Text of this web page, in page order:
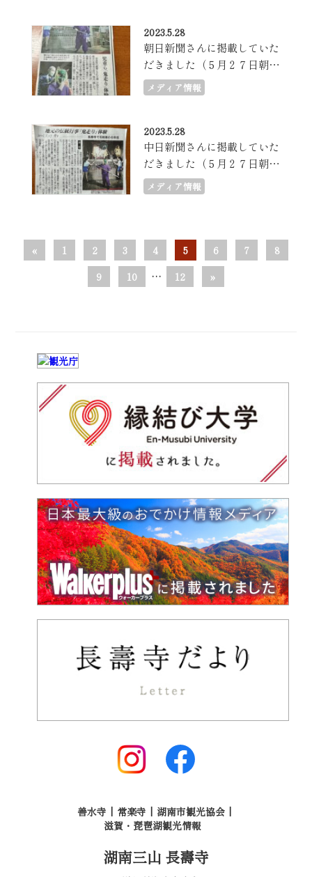
2023.5.28
朝日新聞さんに掲載していた
だきました（５月２７日朝
刊）
メディア情報
2023.5.28
中日新聞さんに掲載していた
だきました（５月２７日朝
刊）
メディア情報
« 1 2 3 4 5 6 7
8
9
10 … 12 »
善水寺 常楽寺
湖南市観光協会
滋賀・琵琶湖観光情報
湖南三山 長壽寺